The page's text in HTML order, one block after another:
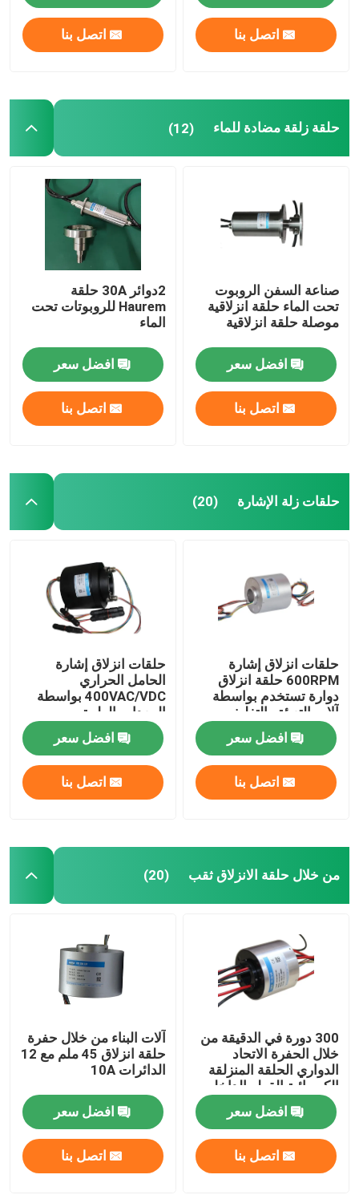
اتصل بنا اتصل بنا
حلقة زلقة مضادة للماء (12)
صناعة السفن الروبوت
تحت الماء حلقة انزلاقية
موصلة حلقة انزلاقية
افضل سعر
اتصل بنا
2دوائر 30A حلقة
Haurem للروبوتات تحت
الماء
افضل سعر
اتصل بنا
حلقات زلة الإشارة (20)
حلقات انزلاق إشارة
600RPM حلقة انزلاق
دوارة تستخدم بواسطة
آلات التعبئة والتغليف
افضل سعر
اتصل بنا
حلقات انزلاق إشارة
الحامل الحراري
400VAC/VDC بواسطة
المعدات الطبية
افضل سعر
اتصل بنا
من خلال حلقة الانزلاق ثقب (20)
300 دورة في الدقيقة من
خلال الحفرة الاتحاد
الدواري الحلقة المنزلقة
الكهربائية القطر الداخلي
65mm
افضل سعر
اتصل بنا
آلات البناء من خلال حفرة
حلقة انزلاق 45 ملم مع 12
الدائرات 10A
افضل سعر
اتصل بنا